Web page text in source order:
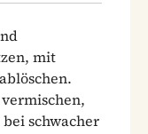
mit
schwacher